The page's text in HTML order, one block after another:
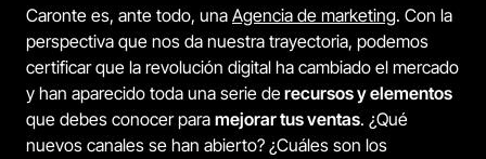
Caronte es, ante todo, una Agencia de marketing. Con la
perspectiva que nos da nuestra trayectoria, podemos
certificar que la revolución digital ha cambiado el mercado
y han aparecido toda una serie derecursos y elementos
que debes conocer para mejorar tus ventas. ¿Qué
nuevos canales se han abierto? ¿Cuáles son los